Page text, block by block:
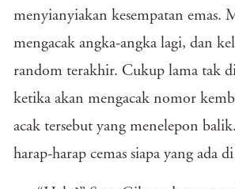
menyianyiakan kesempatan emas.
mengacak angka-angka lagi, dan
random terakhir. Cukup lama tak
ketika akan mengacak nomor
acak tersebut yang menelepon
harap-harap cemas siapa yang ada